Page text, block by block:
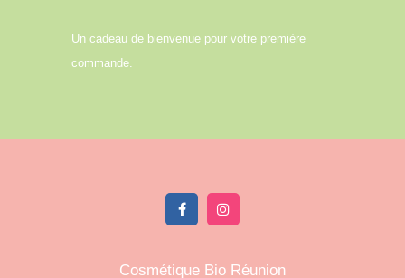
Un cadeau de bienvenue pour votre première
commande.
Cosmétique Bio Réunion